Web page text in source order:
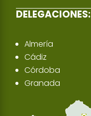
DELEGACIONES:
Almería
Cádiz
Córdoba
Granada